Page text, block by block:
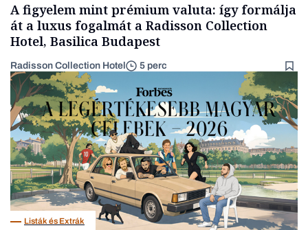
A figyelem mint prémium valuta: így formálja
át a luxus fogalmát a Radisson Collection
Hotel, Basilica Budapest
Radisson Collection Hotel 5 perc
Listák és Extrák